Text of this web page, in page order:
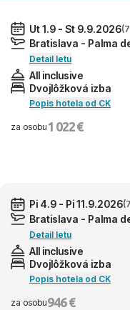
Ut 1.9 - St 9.9.2026
Bratislava - Palma
Detail letu
All inclusive
Dvojlôžková izba
Popis hotela od CK
za osobu 1 022 €
Pi 4.9 - Pi 11.9.2026
Bratislava - Palma
Detail letu
All inclusive
Dvojlôžková izba
Popis hotela od CK
za osobu946 €